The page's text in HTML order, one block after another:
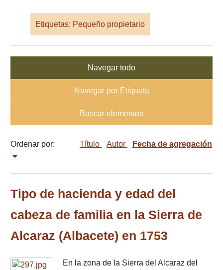
Etiquetas: Pequeño propietario
Navegar todo
Navegar por Etiqueta
Buscar elementos
Ordenar por: Título Autor Fecha de agregación
Tipo de hacienda y edad del
cabeza de familia en la Sierra de
Alcaraz (Albacete) en 1753
En la zona de la Sierra del Alcaraz del